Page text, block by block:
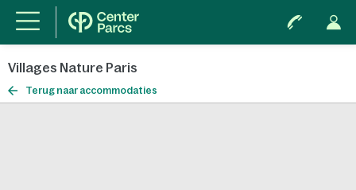
Villages Nature Paris
Terug naar accommodaties